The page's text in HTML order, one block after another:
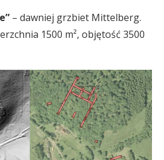
– dawniej grzbiet Mittelberg.
1500 m², objętość 3500